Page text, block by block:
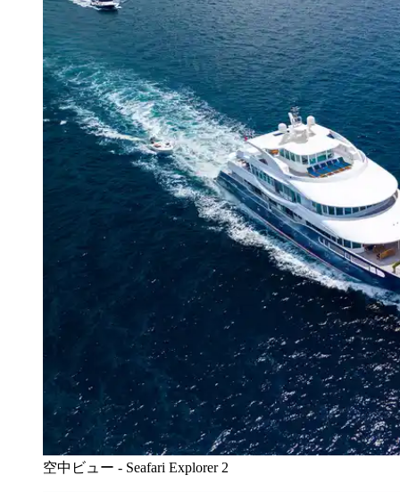
空中ビュー - Seafari Explorer 2